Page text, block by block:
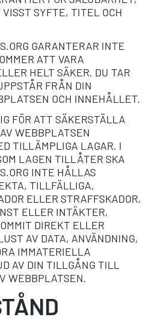
SYFTE, TITEL OCH
GARANTERAR INTE
ATT VARA
HELT SÄKER. DU TAR
FRÅN DIN
OCH INNEHÅLLET.
FÖR ATT SÄKERSTÄLLA
WEBBPLATSEN
TILLÄMPLIGA LAGAR. I
LAGEN TILLÅTER SKA
INTE HÅLLAS
TILLFÄLLIGA,
ELLER STRAFFSKADOR,
ELLER INTÄKTER,
DIREKT ELLER
AV DATA, ANVÄNDNING,
IMMATERIELLA
AV DIN TILLGÅNG TILL
WEBBPLATSEN.